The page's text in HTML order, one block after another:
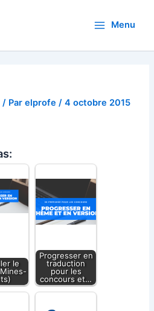
Menu
/ Parelprofe/4 octobre 2015
le
Progresser en
traduction
pour les
concours et…